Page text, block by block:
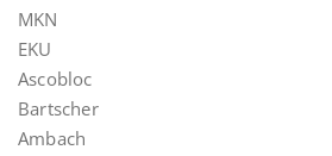
MKN
EKU
Ascobloc
Bartscher
Ambach